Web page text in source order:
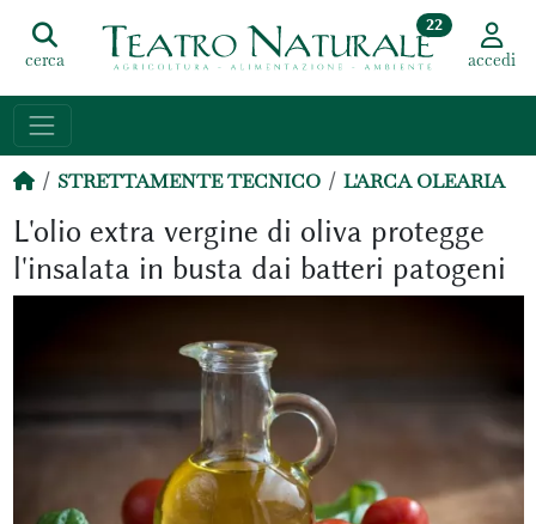
cerca
22
accedi
STRETTAMENTE TECNICO L'ARCA OLEARIA
L'olio extra vergine di oliva protegge
l'insalata in busta dai batteri patogeni